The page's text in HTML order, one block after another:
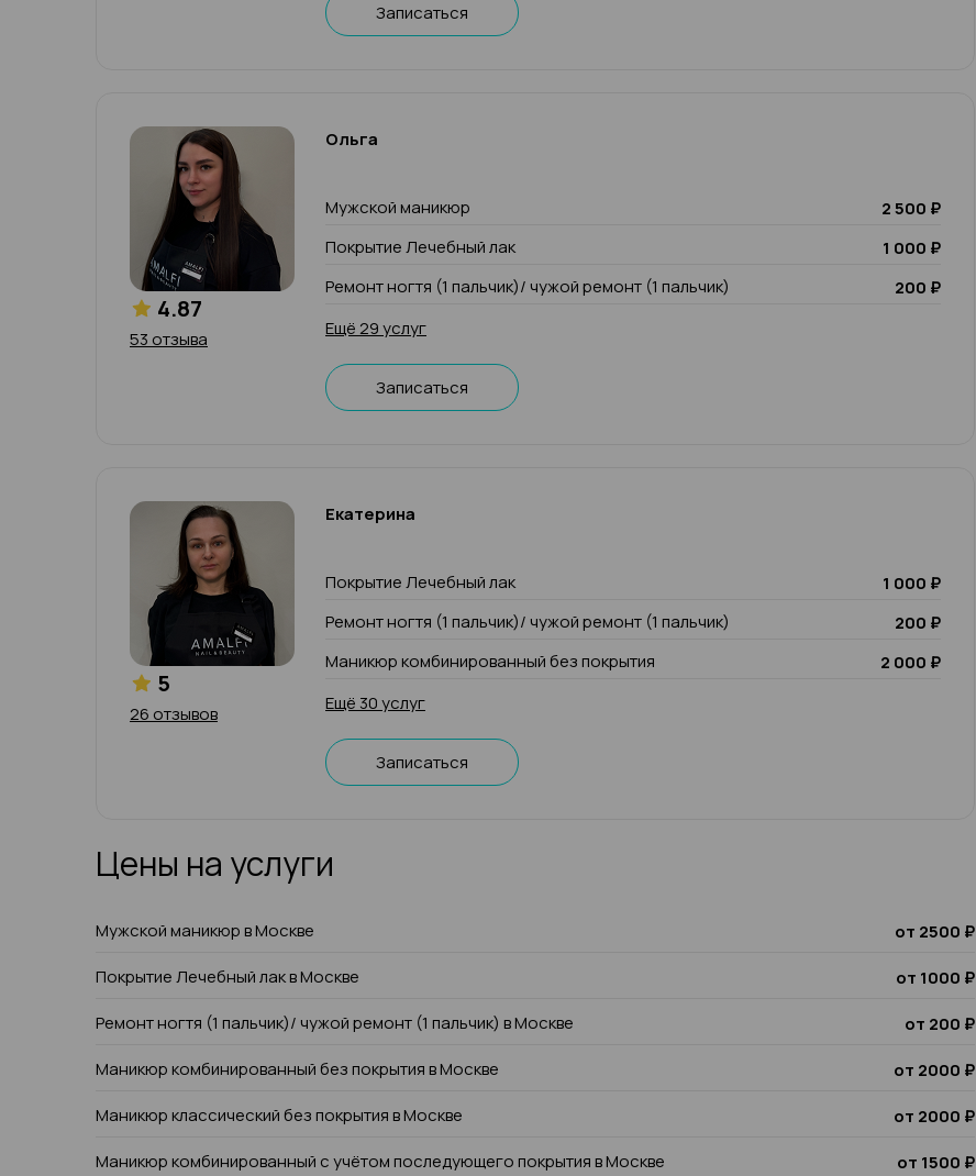
Записаться
4.87
53 отзыва
Ольга
Мужской маникюр
2 500 ₽
Покрытие Лечебный лак
1 000 ₽
Ремонт ногтя (1 пальчик)/ чужой ремонт (1 пальчик)
200 ₽
Ещё 29 услуг
Записаться
5
26 отзывов
Екатерина
Покрытие Лечебный лак
1 000 ₽
Ремонт ногтя (1 пальчик)/ чужой ремонт (1 пальчик)
200 ₽
Маникюр комбинированный без покрытия
2 000 ₽
Ещё 30 услуг
Записаться
Цены на услуги
Мужской маникюр в Москве
от 2500 ₽
Покрытие Лечебный лак в Москве
от 1000 ₽
Ремонт ногтя (1 пальчик)/ чужой ремонт (1 пальчик) в Москве
от 200 ₽
Маникюр комбинированный без покрытия в Москве
от 2000 ₽
Маникюр классический без покрытия в Москве
от 2000 ₽
Маникюр комбинированный с учётом последующего покрытия в Москве
от 1500 ₽